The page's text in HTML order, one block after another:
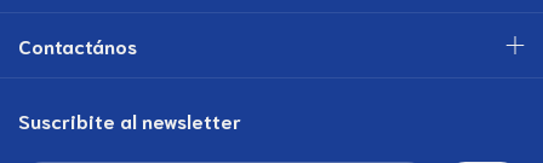
Contactános
Suscribite al newsletter